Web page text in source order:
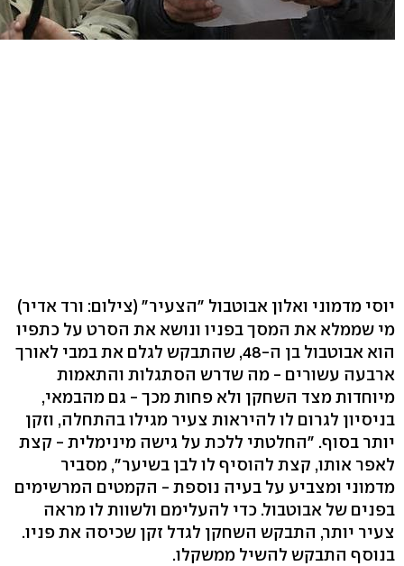
יוסי מדמוני ואלון אבוטבול "הצעיר" (צילום: ורד אדיר)
מי שממלא את המסך בפניו ונושא את הסרט על כתפיו
הוא אבוטבול בן ה-48, שהתבקש לגלם את במבי לאורך
ארבעה עשורים - מה שדרש הסתגלות והתאמות
מיוחדות מצד השחקן ולא פחות מכך - גם מהבמאי,
בניסיון לגרום לו להיראות צעיר מגילו בהתחלה, וזקן
יותר בסוף. "החלטתי ללכת על גישה מינימלית - קצת
לאפר אותו, קצת להוסיף לו לבן בשיער", מסביר
מדמוני ומצביע על בעיה נוספת - הקמטים המרשימים
בפנים של אבוטבול. כדי להעלימם ולשוות לו מראה
צעיר יותר, התבקש השחקן לגדל זקן שכיסה את פניו.
בנוסף התבקש להשיל ממשקלו.